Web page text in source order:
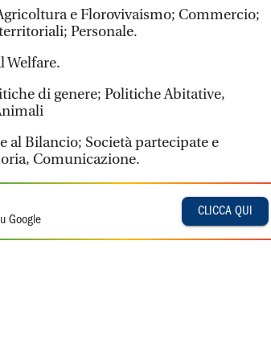
e Florovivaismo; Commercio;
Personale.
Welfare.
di genere; Politiche Abitative,
al Bilancio; Società partecipate e
Comunicazione.
Google
CLICCA QUI